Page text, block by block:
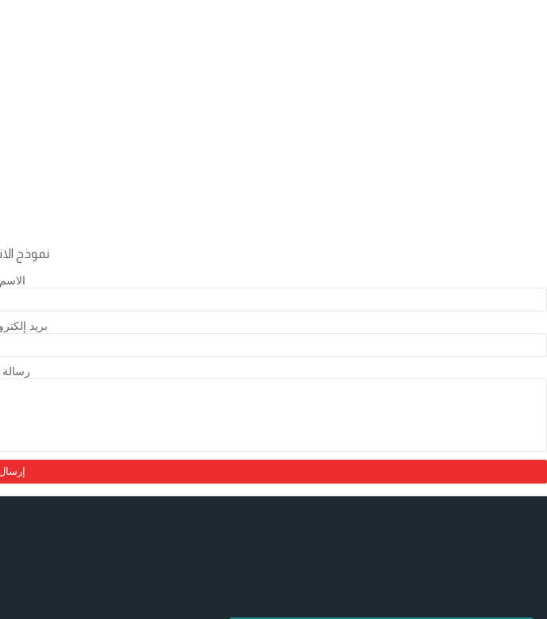
نموذج
الاسم
بريد
رسالة